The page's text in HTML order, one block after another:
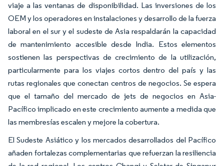
viaje a las ventanas de disponibilidad. Las inversiones de los
OEM y los operadores en instalaciones y desarrollo de la fuerza
laboral en el sur y el sudeste de Asia respaldarán la capacidad
de mantenimiento accesible desde India. Estos elementos
sostienen las perspectivas de crecimiento de la utilización,
particularmente para los viajes cortos dentro del país y las
rutas regionales que conectan centros de negocios. Se espera
que el tamaño del mercado de jets de negocios en Asia-
Pacífico implicado en este crecimiento aumente a medida que
las membresías escalen y mejore la cobertura.
El Sudeste Asiático y los mercados desarrollados del Pacífico
añaden fortalezas complementarias que refuerzan la resiliencia